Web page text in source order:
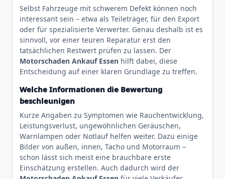
Selbst Fahrzeuge mit schwerem Defekt können noch
interessant sein – etwa als Teileträger, für den Export
oder für spezialisierte Verwerter. Genau deshalb ist es
sinnvoll, vor einer teuren Reparatur erst den
tatsächlichen Restwert prüfen zu lassen. Der
Motorschaden Ankauf Essen hilft dabei, diese
Entscheidung auf einer klaren Grundlage zu treffen.
Welche Informationen die Bewertung
beschleunigen
Kurze Angaben zu Symptomen wie Rauchentwicklung,
Leistungsverlust, ungewöhnlichen Geräuschen,
Warnlampen oder Notlauf helfen weiter. Dazu einige
Bilder von außen, innen, Tacho und Motorraum –
schon lässt sich meist eine brauchbare erste
Einschätzung erstellen. Auch dadurch wird der